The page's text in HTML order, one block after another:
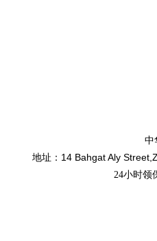
中
地址： 14 Bahgat Aly
24小时领